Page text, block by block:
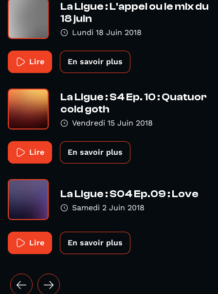
La Ligue : L'appel ou le mix du
18 juin
Lundi 18 Juin 2018
Lire En savoir plus
La Ligue : S4 Ep. 10 : Quatuor
cold goth
Vendredi 15 Juin 2018
Lire En savoir plus
La Ligue : S04 Ep.09 : Love
Samedi 2 Juin 2018
Lire En savoir plus